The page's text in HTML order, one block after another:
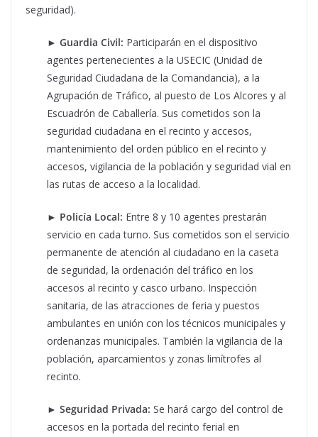
seguridad).
► Guardia Civil: Participarán en el dispositivo
agentes pertenecientes a la USECIC (Unidad de
Seguridad Ciudadana de la Comandancia), a la
Agrupación de Tráfico, al puesto de Los Alcores y al
Escuadrón de Caballería. Sus cometidos son la
seguridad ciudadana en el recinto y accesos,
mantenimiento del orden público en el recinto y
accesos, vigilancia de la población y seguridad vial en
las rutas de acceso a la localidad.
► Policía Local: Entre 8 y 10 agentes prestarán
servicio en cada turno. Sus cometidos son el servicio
permanente de atención al ciudadano en la caseta
de seguridad, la ordenación del tráfico en los
accesos al recinto y casco urbano. Inspección
sanitaria, de las atracciones de feria y puestos
ambulantes en unión con los técnicos municipales y
ordenanzas municipales. También la vigilancia de la
población, aparcamientos y zonas limítrofes al
recinto.
► Seguridad Privada: Se hará cargo del control de
accesos en la portada del recinto ferial en